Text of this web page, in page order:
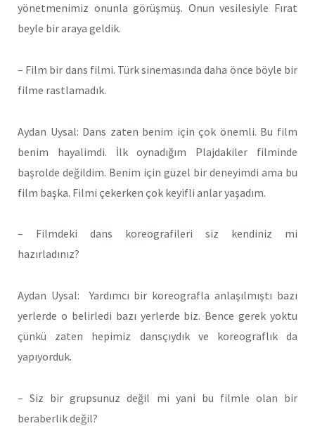
yönetmenimiz onunla görüşmüş. Onun vesilesiyle Fırat
beyle bir araya geldik.
– Film bir dans filmi. Türk sinemasında daha önce böyle bir
filme rastlamadık.
Aydan Uysal: Dans zaten benim için çok önemli. Bu film
benim hayalimdi. İlk oynadığım Plajdakiler filminde
başrolde değildim. Benim için güzel bir deneyimdi ama bu
film başka. Filmi çekerken çok keyifli anlar yaşadım.
– Filmdeki dans koreografileri siz kendiniz mi
hazırladınız?
Aydan Uysal: Yardımcı bir koreografla anlaşılmıştı bazı
yerlerde o belirledi bazı yerlerde biz. Bence gerek yoktu
çünkü zaten hepimiz dansçıydık ve koreograflık da
yapıyorduk.
– Siz bir grupsunuz değil mi yani bu filmle olan bir
beraberlik değil?